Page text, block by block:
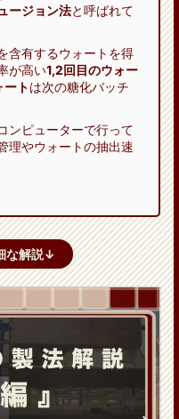
ージョン法と呼ばれて
含有するウォートを得
が高い1,2回目のウォー
ートは次の糖化バッチ
ンピューターで行って
理やウォートの抽出速
な解説↓